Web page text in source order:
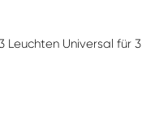
Leuchten Universal für 3